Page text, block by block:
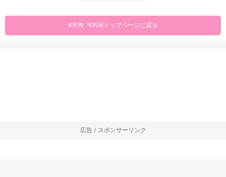
KYUN♡KYUNトップページに戻る
広告 / スポンサーリンク